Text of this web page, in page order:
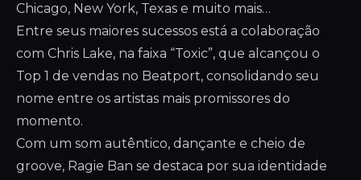
Chicago, New York, Texas e muito mais…
Entre seus maiores sucessos está a colaboração
com Chris Lake, na faixa “Toxic”, que alcançou o
Top 1 de vendas no Beatport, consolidando seu
nome entre os artistas mais promissores do
momento.
Com um som autêntico, dançante e cheio de
groove, Ragie Ban se destaca por sua identidade